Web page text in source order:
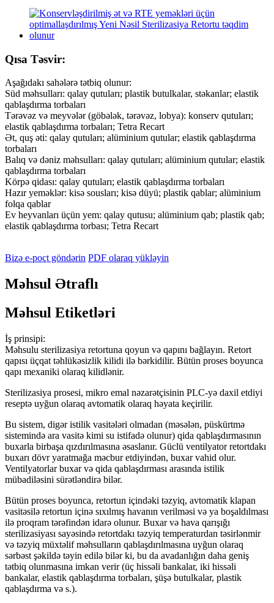
Qısa Təsvir:
Aşağıdakı sahələrə tətbiq olunur:
Süd məhsulları: qalay qutuları; plastik butulkalar, stəkanlar; elastik
qablaşdırma torbaları
Tərəvəz və meyvələr (göbələk, tərəvəz, lobya): konserv qutuları;
elastik qablaşdırma torbaları; Tetra Recart
Ət, quş əti: qalay qutuları; alüminium qutular; elastik qablaşdırma
torbaları
Balıq və dəniz məhsulları: qalay qutuları; alüminium qutular; elastik
qablaşdırma torbaları
Körpə qidası: qalay qutuları; elastik qablaşdırma torbaları
Hazır yeməklər: kisə sousları; kisə düyü; plastik qablar; alüminium
folqa qablar
Ev heyvanları üçün yem: qalay qutusu; alüminium qab; plastik qab;
elastik qablaşdırma torbası; Tetra Recart
Bizə e-poçt göndərin PDF olaraq yükləyin
Məhsul Ətraflı
Məhsul Etiketləri
İş prinsipi:
Məhsulu sterilizasiya retortuna qoyun və qapını bağlayın. Retort
qapısı üçqat təhlükəsizlik kilidi ilə bərkidilir. Bütün proses boyunca
qapı mexaniki olaraq kilidlənir.
Sterilizasiya prosesi, mikro emal nəzarətçisinin PLC-yə daxil etdiyi
reseptə uyğun olaraq avtomatik olaraq həyata keçirilir.
Bu sistem, digər istilik vasitələri olmadan (məsələn, püskürtmə
sistemində ara vasitə kimi su istifadə olunur) qida qablaşdırmasının
buxarla birbaşa qızdırılmasına əsaslanır. Güclü ventilyator retortdakı
buxarı dövr yaratmağa məcbur etdiyindən, buxar vahid olur.
Ventilyatorlar buxar və qida qablaşdırması arasında istilik
mübadiləsini sürətləndirə bilər.
Bütün proses boyunca, retortun içindəki təzyiq, avtomatik klapan
vasitəsilə retortun içinə sıxılmış havanın verilməsi və ya boşaldılması
ilə proqram tərəfindən idarə olunur. Buxar və hava qarışığı
sterilizasiyası sayəsində retortdakı təzyiq temperaturdan təsirlənmir
və təzyiq müxtəlif məhsulların qablaşdırılmasına uyğun olaraq
sərbəst şəkildə təyin edilə bilər ki, bu da avadanlığın daha geniş
tətbiq olunmasına imkan verir (üç hissəli bankalar, iki hissəli
bankalar, elastik qablaşdırma torbaları, şüşə butulkalar, plastik
qablaşdırma və s.).